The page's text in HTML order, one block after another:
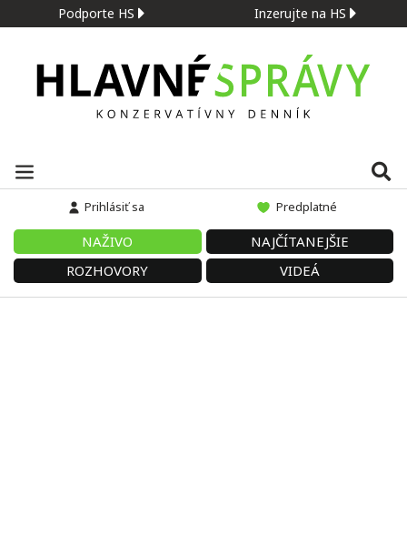
Podporte HS Inzerujte na HS
Prihlásiť sa Predplatné
NAŽIVO
NAJČÍTANEJŠIE
ROZHOVORY
VIDEÁ